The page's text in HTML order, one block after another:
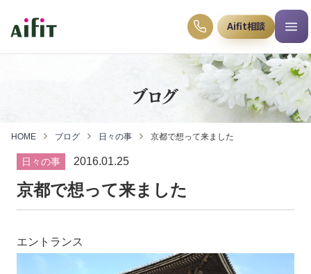
Aifit相談
ブログ
HOME ブログ 日々の事 京都で想って来ました
日々の事 2016.01.25
京都で想って来ました
エントランス